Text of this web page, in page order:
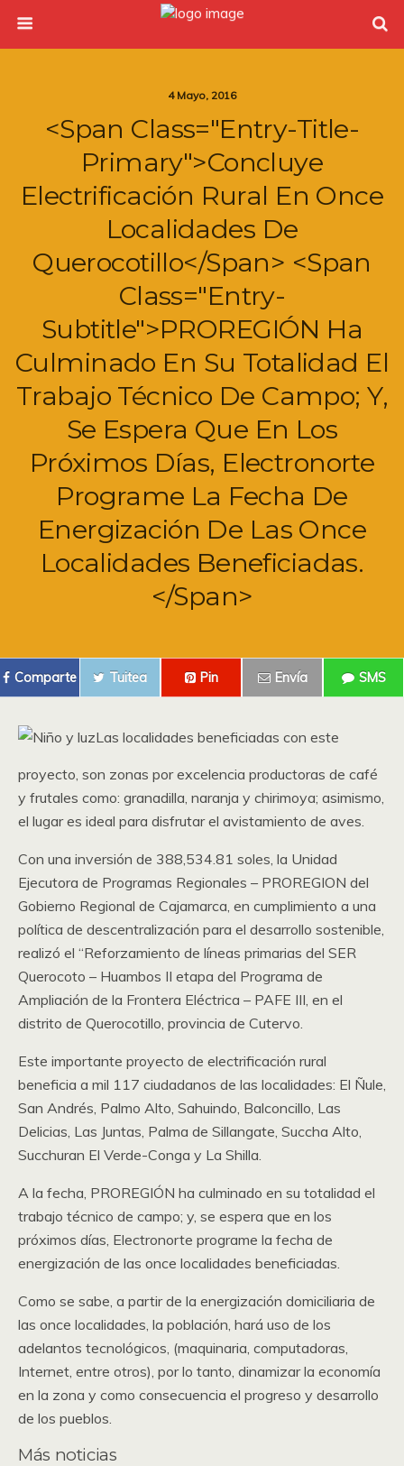
4 Mayo, 2016
<span Class="entry-Title-
Primary">Concluye
Electrificación Rural En Once
Localidades De
Querocotillo</span> <span
Class="entry-
Subtitle">PROREGIÓN Ha
Culminado En Su Totalidad El
Trabajo Técnico De Campo; Y,
Se Espera Que En Los
Próximos Días, Electronorte
Programe La Fecha De
Energización De Las Once
Localidades Beneficiadas.
</span>
Comparte Tuitea Pin Envía SMS
Las localidades beneficiadas con este
proyecto, son zonas por excelencia productoras de café
y frutales como: granadilla, naranja y chirimoya; asimismo,
el lugar es ideal para disfrutar el avistamiento de aves.
Con una inversión de 388,534.81 soles, la Unidad
Ejecutora de Programas Regionales – PROREGION del
Gobierno Regional de Cajamarca, en cumplimiento a una
política de descentralización para el desarrollo sostenible,
realizó el “Reforzamiento de líneas primarias del SER
Querocoto – Huambos II etapa del Programa de
Ampliación de la Frontera Eléctrica – PAFE III, en el
distrito de Querocotillo, provincia de Cutervo.
Este importante proyecto de electrificación rural
beneficia a mil 117 ciudadanos de las localidades: El Ñule,
San Andrés, Palmo Alto, Sahuindo, Balconcillo, Las
Delicias, Las Juntas, Palma de Sillangate, Succha Alto,
Succhuran El Verde-Conga y La Shilla.
A la fecha, PROREGIÓN ha culminado en su totalidad el
trabajo técnico de campo; y, se espera que en los
próximos días, Electronorte programe la fecha de
energización de las once localidades beneficiadas.
Como se sabe, a partir de la energización domiciliaria de
las once localidades, la población, hará uso de los
adelantos tecnológicos, (maquinaria, computadoras,
Internet, entre otros), por lo tanto, dinamizar la economía
en la zona y como consecuencia el progreso y desarrollo
de los pueblos.
Más noticias